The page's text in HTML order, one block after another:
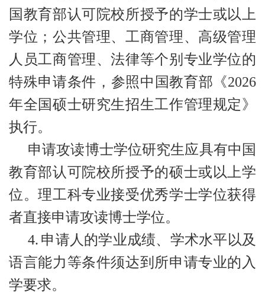
国教育部认可院校所授予的学士或以上
学位；公共管理、工商管理、高级管理
人员工商管理、法律等个别专业学位的
特殊申请条件，参照中国教育部《2026
年全国硕士研究生招生工作管理规定》
执行。
申请攻读博士学位研究生应具有中国
教育部认可院校所授予的硕士或以上学
位。理工科专业接受优秀学士学位获得
者直接申请攻读博士学位。
4. 申请人的学业成绩、学术水平以及
语言能力等条件须达到所申请专业的入
学要求。